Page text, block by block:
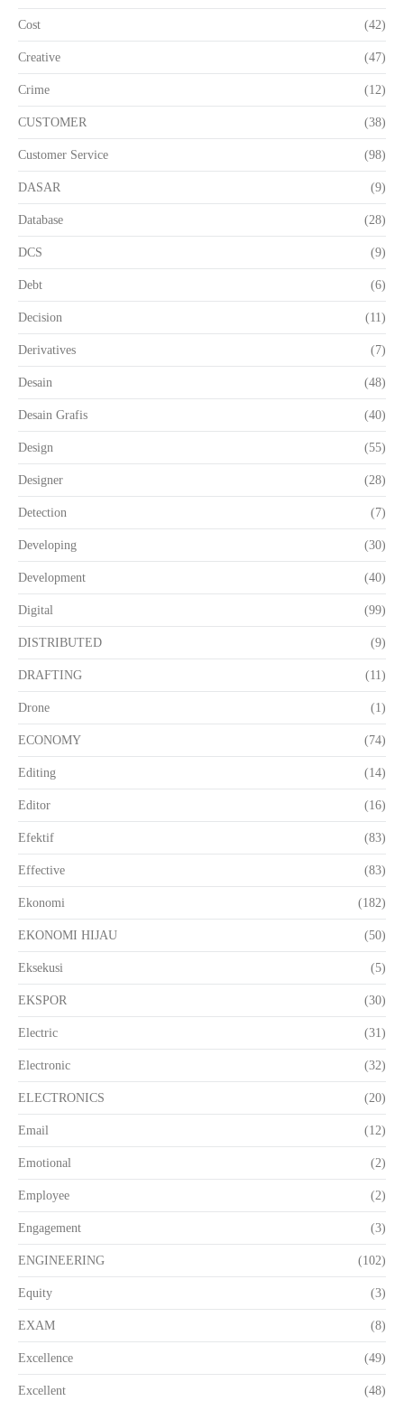
Cost (42)
Creative (47)
Crime (12)
CUSTOMER (38)
Customer Service (98)
DASAR (9)
Database (28)
DCS (9)
Debt (6)
Decision (11)
Derivatives (7)
Desain (48)
Desain Grafis (40)
Design (55)
Designer (28)
Detection (7)
Developing (30)
Development (40)
Digital (99)
DISTRIBUTED (9)
DRAFTING (11)
Drone (1)
ECONOMY (74)
Editing (14)
Editor (16)
Efektif (83)
Effective (83)
Ekonomi (182)
EKONOMI HIJAU (50)
Eksekusi (5)
EKSPOR (30)
Electric (31)
Electronic (32)
ELECTRONICS (20)
Email (12)
Emotional (2)
Employee (2)
Engagement (3)
ENGINEERING (102)
Equity (3)
EXAM (8)
Excellence (49)
Excellent (48)